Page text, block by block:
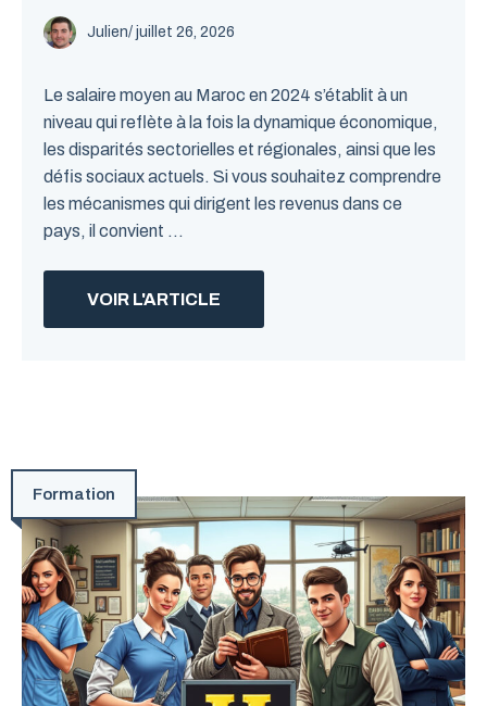
Julien/ juillet 26, 2026
Le salaire moyen au Maroc en 2024 s’établit à un
niveau qui reflète à la fois la dynamique économique,
les disparités sectorielles et régionales, ainsi que les
défis sociaux actuels. Si vous souhaitez comprendre
les mécanismes qui dirigent les revenus dans ce
pays, il convient ...
VOIR L'ARTICLE
Formation